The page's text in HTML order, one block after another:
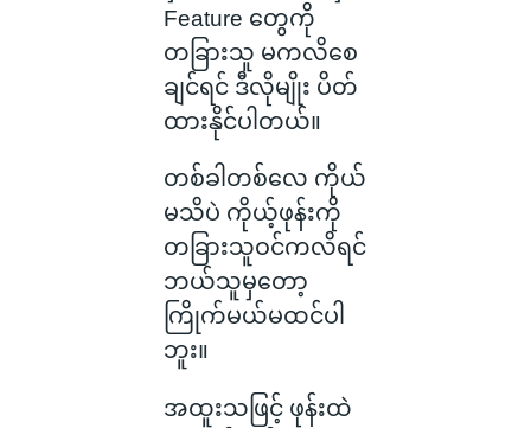
Feature တွေကို
တခြားသူ မကလိစေ
ချင်ရင် ဒီလိုမျိုး ပိတ်
ထားနိုင်ပါတယ်။
တစ်ခါတစ်လေ ကိုယ်
မသိပဲ ကိုယ့်ဖုန်းကို
တခြားသူဝင်ကလိရင်
ဘယ်သူမှတော့
ကြိုက်မယ်မထင်ပါ
ဘူး။
အထူးသဖြင့် ဖုန်းထဲ